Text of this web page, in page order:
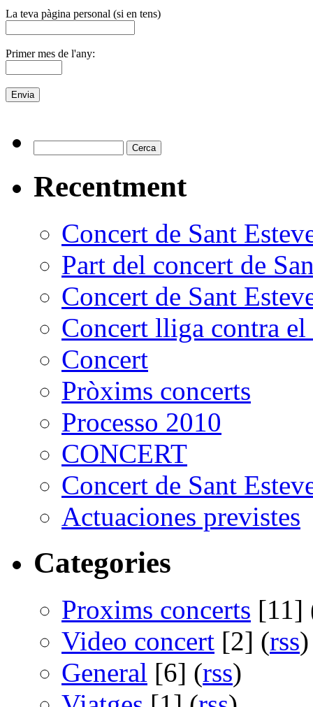
La teva pàgina personal (si en tens)
Primer mes de l'any:
Recentment
Concert de Sant
Part del concert de
Concert de Sant
Concert lliga contra el
Concert
Pròxims concerts
Processo 2010
CONCERT
Concert de Sant
Actuaciones previstes
Categories
Proxims concerts [11]
Video concert [2] (rss)
General [6] (rss)